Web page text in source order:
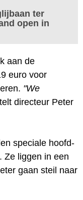
ter
open in
aan de
euro voor
"We
directeur Peter
speciale hoofd-
Ze liggen in een
gaan steil naar